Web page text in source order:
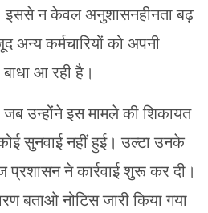
न केवल अनुशासनहीनता बढ़
अन्य कर्मचारियों को अपनी
आ रही है।
उन्होंने इस मामले की शिकायत
सुनवाई नहीं हुई। उल्टा उनके
ने कार्रवाई शुरू कर दी।
बताओ नोटिस जारी किया गया